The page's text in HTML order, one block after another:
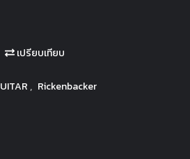
เปรียบเทียบ
, Rickenbacker